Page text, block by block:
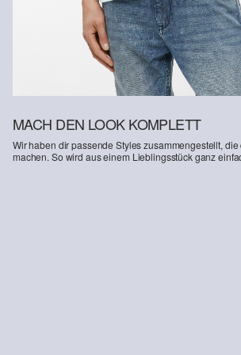
Deine Retoure kannst duHIERonline
MACH DEN LOOK KOMPLETT
Wir haben dir passende Styles zusammengestellt,
machen. So wird aus einem Lieblingsstück ganz